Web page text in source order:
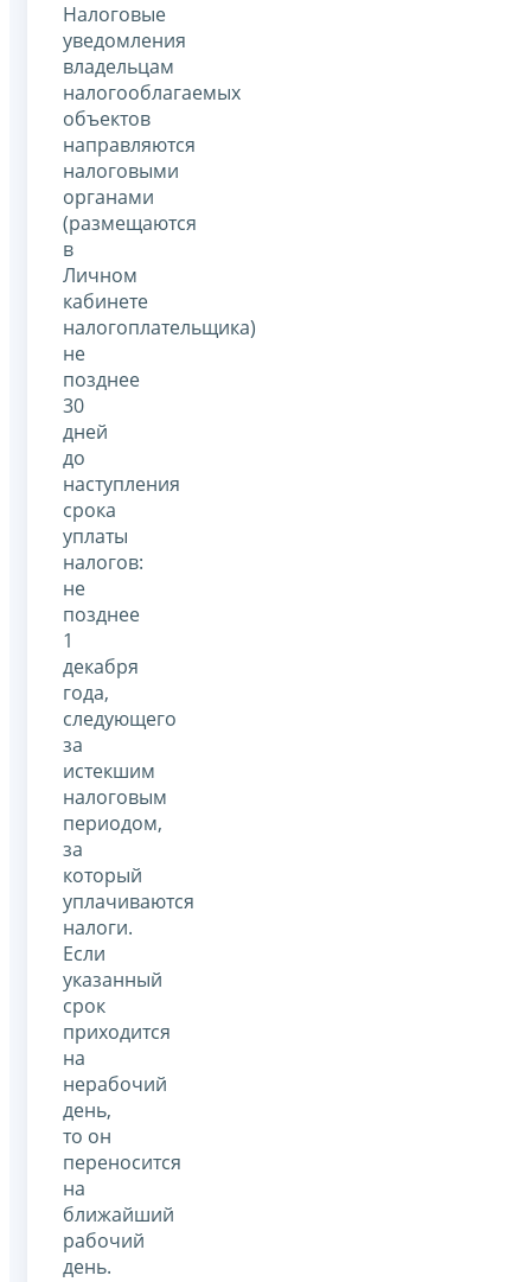
Налоговые
уведомления
владельцам
налогооблагаемых
объектов
направляются
налоговыми
органами
(размещаются
в
Личном
кабинете
налогоплательщика)
не
позднее
30
дней
до
наступления
срока
уплаты
налогов:
не
позднее
1
декабря
года,
следующего
за
истекшим
налоговым
периодом,
за
который
уплачиваются
налоги.
Если
указанный
срок
приходится
на
нерабочий
день,
то он
переносится
на
ближайший
рабочий
день.